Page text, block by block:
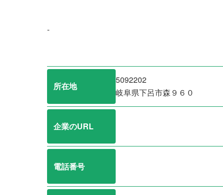
-
所在地
5092202
岐阜県下呂市森９６０
企業のURL
電話番号